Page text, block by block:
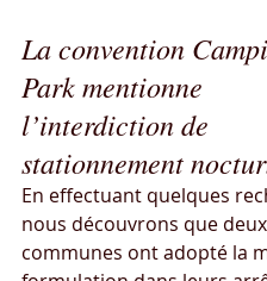
La convention
Park mentionne
l’interdiction de
stationnement
En effectuant quelques
nous découvrons que
communes ont adopté la